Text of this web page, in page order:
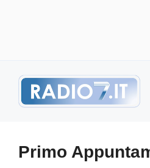
Primo